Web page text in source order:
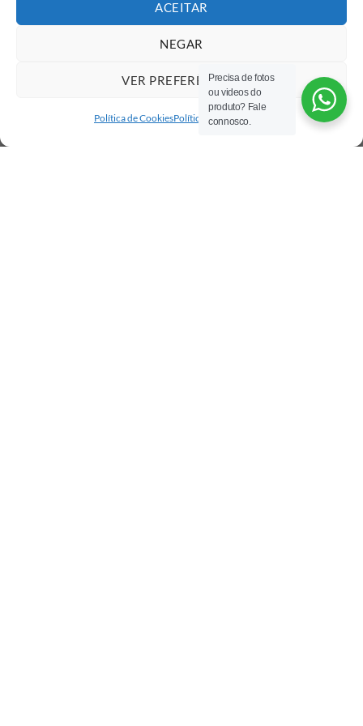
ACEITAR
NEGAR
VER PREFERÊNCIAS
Política de CookiesPolítica de privacidade
Precisa de fotos
ou videos do
produto? Fale
connosco.